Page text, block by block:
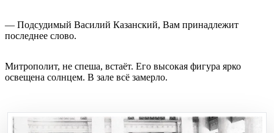
— Подсудимый Василий Казанский, Вам принадлежит
последнее слово.
Митрополит, не спеша, встаёт. Его высокая фигура ярко
освещена солнцем. В зале всё замерло.